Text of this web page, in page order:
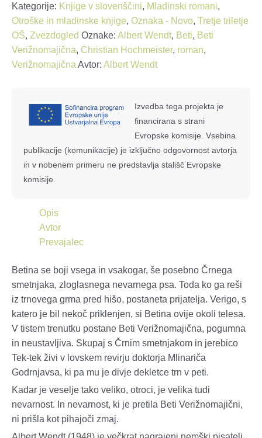
Kategorije: Knjige v slovenščini, Mladinski romani,
Otroške in mladinske knjige, Oznaka - Novo, Tretje triletje
OŠ, Zvezdogled Oznake: Albert Wendt, Beti, Beti
Verižnomajična, Christian Hochmeister, roman,
Verižnomajična Avtor: Albert Wendt
Izvedba tega projekta je
financirana s strani
Evropske komisije. Vsebina
publikacije (komunikacije) je izključno odgovornost avtorja
in v nobenem primeru ne predstavlja stališč Evropske
komisije.
Opis
Avtor
Prevajalec
Betina se boji vsega in vsakogar, še posebno Črnega
smetnjaka, zloglasnega nevarnega psa. Toda ko ga reši
iz trnovega grma pred hišo, postaneta prijatelja. Verigo, s
katero je bil nekoč priklenjen, si Betina ovije okoli telesa.
V tistem trenutku postane Beti Verižnomajična, pogumna
in neustavljiva. Skupaj s Črnim smetnjakom in jerebico
Tek-tek živi v lovskem revirju doktorja Mlinariča
Godrnjavsa, ki pa mu je divje dekletce trn v peti.
Kadar je veselje tako veliko, otroci, je velika tudi
nevarnost. In nevarnost, ki je pretila Beti Verižnomajični,
ni prišla kot pihajoči zmaj.